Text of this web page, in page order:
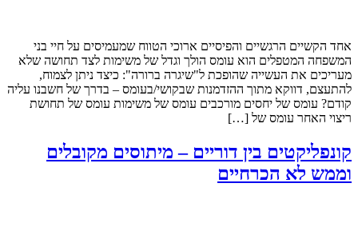
אחד הקשיים הרגשיים והפיסיים ארוכי הטווח שמעמיסים על חיי בני
המשפחה המטפלים הוא עומס הולך וגדל של משימות לצד תחושה שלא
מעריכים את העשייה שהופכת ל"שיגרה ברורה": כיצד ניתן לצמוח,
להתעצם, דווקא מתוך ההזדמנות שבקושי/בעומס – בדרך של חשבנו עליה
קודם? עומס של יחסים מורכבים עומס של משימות עומס של תחושת
ריצוי האחר עומס של […]
קונפליקטים בין דוריים – מיתוסים מקובלים
וממש לא הכרחיים